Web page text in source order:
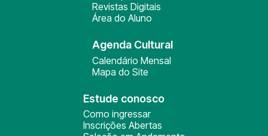
Revistas Digitais
Área do Aluno
Agenda Cultural
Calendário Mensal
Mapa do Site
Estude conosco
Como ingressar
Inscrições Abertas